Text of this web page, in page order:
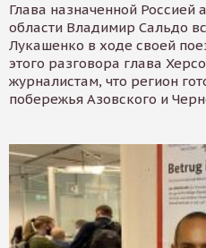
Глава назначенной
области Владимир Сальдо
Лукашенко в ходе своей
этого разговора глава
журналистам, что регион
побережья Азовского и